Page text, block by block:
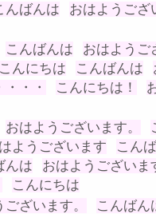
んばんは
おはようござ
こんばんは
おはようご
こんにちは こんばんは
・・ こんにちは！
おはようございます。
ようございます
こん
んは
おはようございま
こんにちは
ざいます。
こんばん